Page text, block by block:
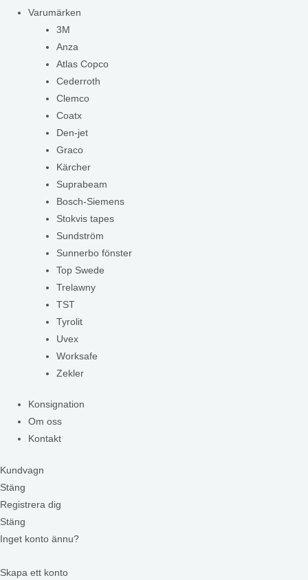
Varumärken
3M
Anza
Atlas Copco
Cederroth
Clemco
Coatx
Den-jet
Graco
Kärcher
Suprabeam
Bosch-Siemens
Stokvis tapes
Sundström
Sunnerbo fönster
Top Swede
Trelawny
TST
Tyrolit
Uvex
Worksafe
Zekler
Konsignation
Om oss
Kontakt
Kundvagn
Stäng
Registrera dig
Stäng
Inget konto ännu?
Skapa ett konto